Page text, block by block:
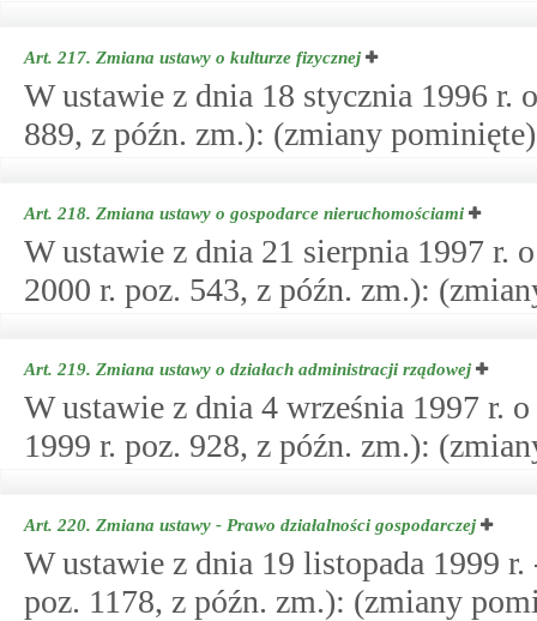
Art. 217. Zmiana ustawy o kulturze fizycznej
W ustawie z dnia 18 stycznia 1996 r.
889, z późn. zm.): (zmiany
Art. 218. Zmiana ustawy o gospodarce nieruchomościami
W ustawie z dnia 21 sierpnia 1997 r.
2000 r. poz. 543, z późn. zm.):
Art. 219. Zmiana ustawy o działach administracji rządowej
W ustawie z dnia 4 września 1997 r.
1999 r. poz. 928, z późn. zm.):
Art. 220. Zmiana ustawy - Prawo działalności gospodarczej
W ustawie z dnia 19 listopada 1999
poz. 1178, z późn. zm.): (zmiany